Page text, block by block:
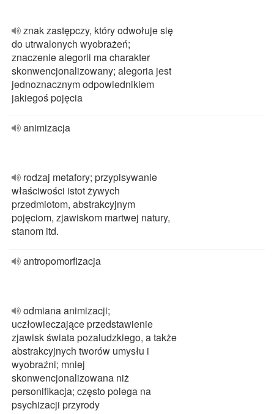
znak zastępczy, który odwołuje się
do utrwalonych wyobrażeń;
znaczenie alegorii ma charakter
skonwencjonalizowany; alegoria jest
jednoznacznym odpowiednikiem
jakiegoś pojęcia
animizacja
rodzaj metafory; przypisywanie
właściwości istot żywych
przedmiotom, abstrakcyjnym
pojęciom, zjawiskom martwej natury,
stanom itd.
antropomorfizacja
odmiana animizacji;
uczłowieczające przedstawienie
zjawisk świata pozaludzkiego, a także
abstrakcyjnych tworów umysłu i
wyobraźni; mniej
skonwencjonalizowana niż
personifikacja; często polega na
psychizacji przyrody